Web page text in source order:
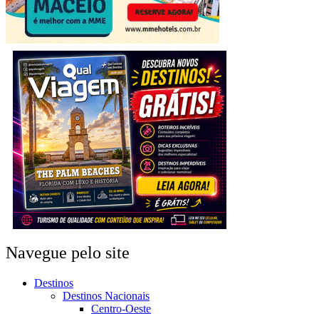
Navegue pelo site
Destinos
Destinos Nacionais
Centro-Oeste